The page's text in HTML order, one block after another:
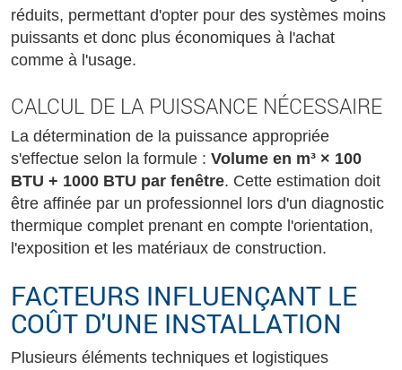
réduits, permettant d'opter pour des systèmes moins
puissants et donc plus économiques à l'achat
comme à l'usage.
CALCUL DE LA PUISSANCE NÉCESSAIRE
La détermination de la puissance appropriée
s'effectue selon la formule : Volume en m³ × 100
BTU + 1000 BTU par fenêtre. Cette estimation doit
être affinée par un professionnel lors d'un diagnostic
thermique complet prenant en compte l'orientation,
l'exposition et les matériaux de construction.
FACTEURS INFLUENÇANT LE
COÛT D'UNE INSTALLATION
Plusieurs éléments techniques et logistiques